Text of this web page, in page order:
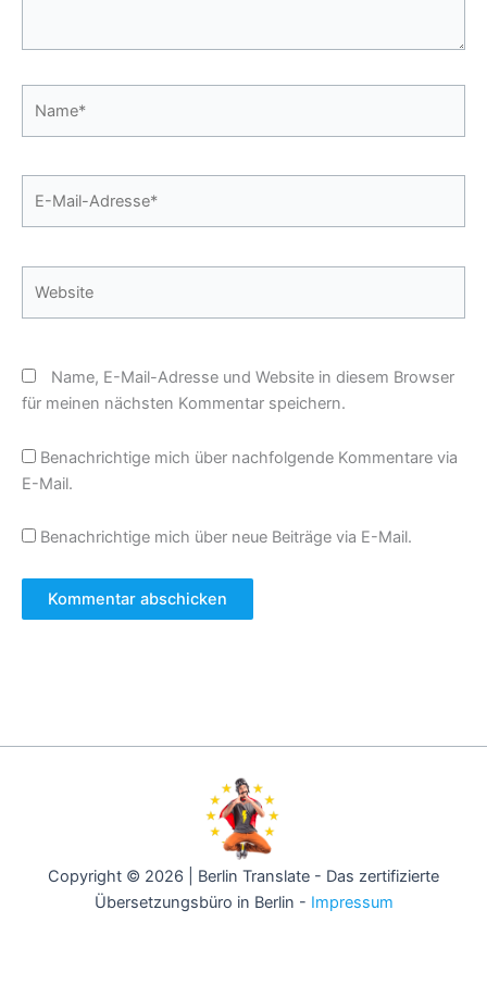
Name, E-Mail-Adresse und Website in diesem Browser
für meinen nächsten Kommentar speichern.
Benachrichtige mich über nachfolgende Kommentare via
E-Mail.
Benachrichtige mich über neue Beiträge via E-Mail.
Copyright © 2026 | Berlin Translate - Das zertifizierte
Übersetzungsbüro in Berlin - Impressum